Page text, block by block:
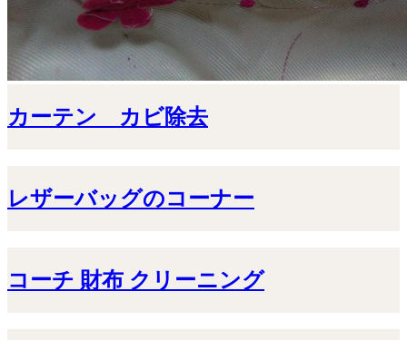
カーテン カビ除去
レザーバッグのコーナー
コーチ 財布 クリーニング